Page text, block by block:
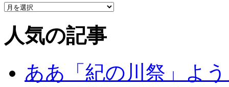
人気の記事
ああ「紀の川祭」よ